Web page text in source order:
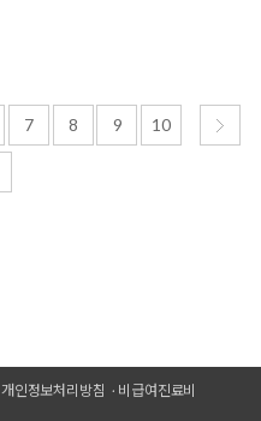
7 8 9 10
개인정보처리방침 비급여진료비